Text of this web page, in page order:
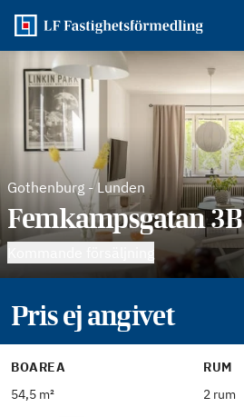
Gothenburg -Lunden
Femkampsgatan 3B
Pris ej angivet
BOAREA
54,5 m²
RUM
2 rum